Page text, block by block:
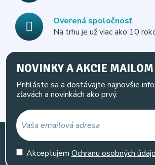
Overená spoločnosť
Na trhu je už viac ako 10
NOVINKY A AKCIE MAILOM
Prihláste sa a dostávajte najnovšie
zľavách a novinkách ako prvý.
Akceptujem Ochranu osobných